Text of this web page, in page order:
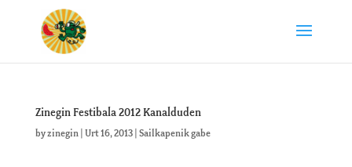
Zinegin Festibala 2012 Kanalduden
byzinegin| Urt 16, 2013| Sailkapenik gabe